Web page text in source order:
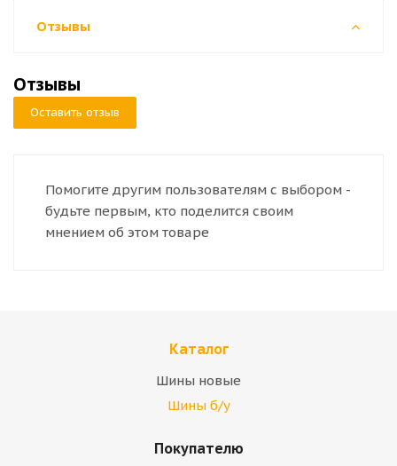
Отзывы
Отзывы
Оставить отзыв
Помогите другим пользователям с выбором -
будьте первым, кто поделится своим
мнением об этом товаре
Каталог
Шины новые
Шины б/у
Покупателю